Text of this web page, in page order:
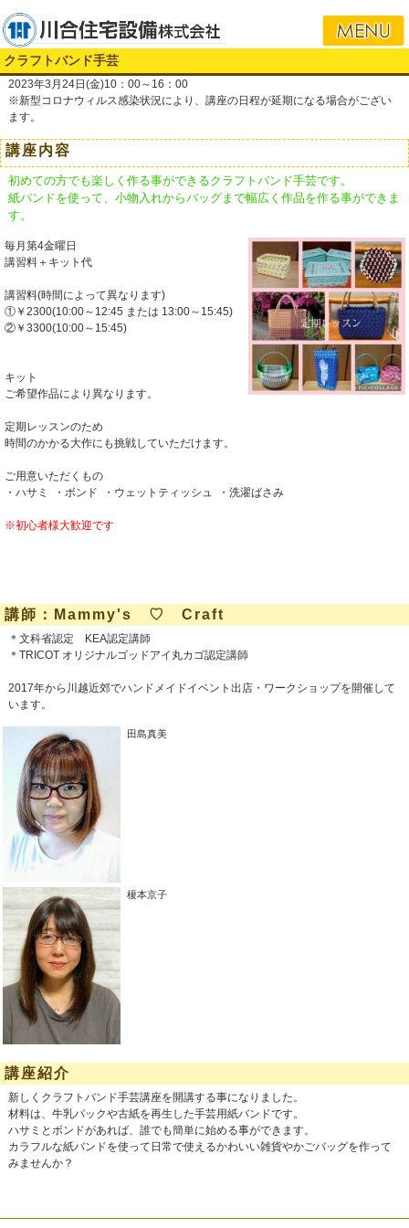
クラフトバンド手芸
2023年3月24日(金)10：00～16：00
※新型コロナウィルス感染状況により、講座の日程が延期になる場合がござい
ます。
講座内容
初めての方でも楽しく作る事ができるクラフトバンド手芸です。
紙バンドを使って、小物入れからバッグまで幅広く作品を作る事ができま
す。
毎月第4金曜日
講習料＋キット代
講習料(時間によって異なります)
①￥2300(10:00～12:45 または 13:00～15:45)
②￥3300(10:00～15:45)
キット
ご希望作品により異なります。
定期レッスンのため
時間のかかる大作にも挑戦していただけます。
ご用意いただくもの
・ハサミ ・ボンド ・ウェットティッシュ ・洗濯ばさみ
※初心者様大歓迎です
講師：Mammy's ♡ Craft
＊文科省認定 KEA認定講師
＊TRICOT オリジナルゴッドアイ丸カゴ認定講師
2017年から川越近郊でハンドメイドイベント出店・ワークショップを開催して
います。
田島真美
榎本京子
講座紹介
新しくクラフトバンド手芸講座を開講する事になりました。
材料は、牛乳パックや古紙を再生した手芸用紙バンドです。
ハサミとボンドがあれば、誰でも簡単に始める事ができます。
カラフルな紙バンドを使って日常で使えるかわいい雑貨やかごバッグを作って
みませんか？